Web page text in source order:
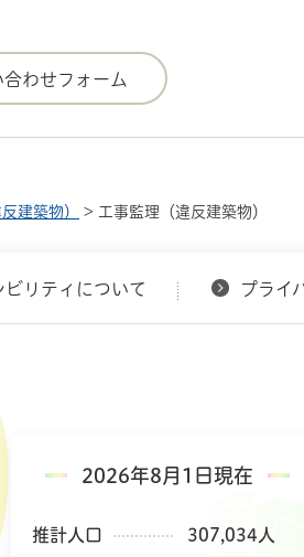
建築物） > 工事監理（違反建築物）
ビリティについて プライ
2026年8月1日現在
推計人口 307,034人